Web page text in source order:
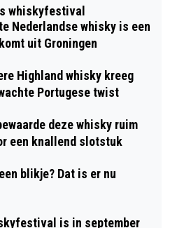
whiskyfestival
Nederlandse whisky is een
uit Groningen
Highland whisky kreeg
Portugese twist
deze whisky ruim
een knallend slotstuk
blikje? Dat is er nu
is in september